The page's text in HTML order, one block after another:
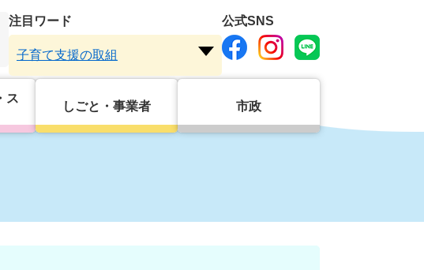
注目ワード
ー
子育て支援の取組
公式SNS
ス
しごと・事業者 市政